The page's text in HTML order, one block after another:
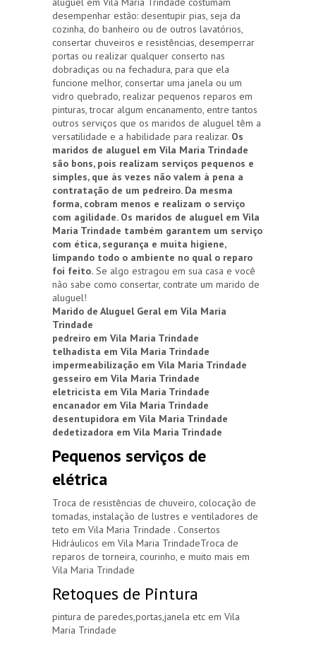
desempenhar estão: desentupir pias, seja da
cozinha, do banheiro ou de outros lavatórios,
consertar chuveiros e resistências, desemperrar
portas ou realizar qualquer conserto nas
dobradiças ou na fechadura, para que ela
funcione melhor, consertar uma janela ou um
vidro quebrado, realizar pequenos reparos em
pinturas, trocar algum encanamento, entre tantos
outros serviços que os maridos de aluguel têm a
versatilidade e a habilidade para realizar. Os
maridos de aluguel em Vila Maria Trindade
são bons, pois realizam serviços pequenos e
simples, que às vezes não valem à pena a
contratação de um pedreiro. Da mesma
forma, cobram menos e realizam o serviço
com agilidade. Os maridos de aluguel em Vila
Maria Trindade também garantem um serviço
com ética, segurança e muita higiene,
limpando todo o ambiente no qual o reparo
foi feito. Se algo estragou em sua casa e você
não sabe como consertar, contrate um marido de
aluguel!
Marido de Aluguel Geral em Vila Maria
Trindade
pedreiro em Vila Maria Trindade
telhadista em Vila Maria Trindade
impermeabilização em Vila Maria Trindade
gesseiro em Vila Maria Trindade
eletricista em Vila Maria Trindade
encanador em Vila Maria Trindade
desentupidora em Vila Maria Trindade
dedetizadora em Vila Maria Trindade
Pequenos serviços de
elétrica
Troca de resistências de chuveiro, colocação de
tomadas, instalação de lustres e ventiladores de
teto em Vila Maria Trindade . Consertos
Hidráulicos em Vila Maria TrindadeTroca de
reparos de torneira, courinho, e muito mais em
Vila Maria Trindade
Retoques de Pintura
pintura de paredes,portas,janela etc em Vila
Maria Trindade